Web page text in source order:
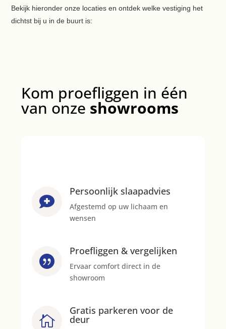
Bekijk hieronder onze locaties en ontdek welke vestiging het
dichtst bij u in de buurt is:
Kom proefliggen in één
van onze showrooms

Persoonlijk slaapadvies
Afgestemd op uw lichaam en
wensen

Proefliggen & vergelijken
Ervaar comfort direct in de
showroom

Gratis parkeren voor de
deur